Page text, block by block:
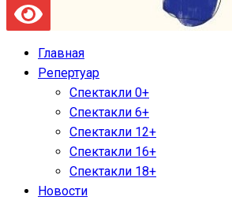
Главная
Репертуар
Спектакли 0+
Спектакли 6+
Спектакли 12+
Спектакли 16+
Спектакли 18+
Новости